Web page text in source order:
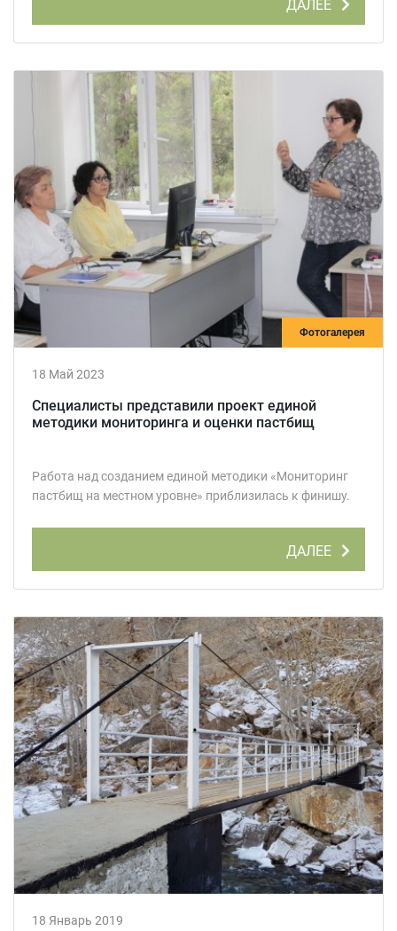
ДАЛЕЕ
Фотогалерея
18 Май 2023
Специалисты представили проект единой
методики мониторинга и оценки пастбищ
Работа над созданием единой методики «Мониторинг
пастбищ на местном уровне» приблизилась к финишу.
ДАЛЕЕ
18 Январь 2019